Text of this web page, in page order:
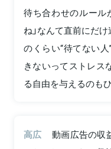
待ち合わせのルール
ね」なんて直前にだ
のくらい“待てない
きないってストレス
る自由を与えるのも
高広
動画広告の収